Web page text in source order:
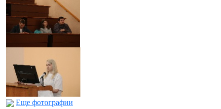
Еще фотографии